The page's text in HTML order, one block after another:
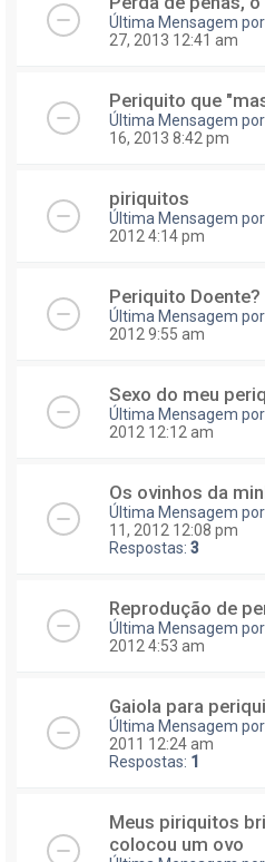
Última Mensagem por
27, 2013 12:41 am
Periquito que
Última Mensagem por
16, 2013 8:42 pm
piriquitos
Última Mensagem por
2012 4:14 pm
Periquito Doente?
Última Mensagem por
2012 9:55 am
Sexo do meu
Última Mensagem por
2012 12:12 am
Os ovinhos da
Última Mensagem por
11, 2012 12:08 pm
Respostas: 3
Reprodução de
Última Mensagem por
2012 4:53 am
Gaiola para
Última Mensagem por
2011 12:24 am
Respostas: 1
Meus piriquitos
colocou um ovo